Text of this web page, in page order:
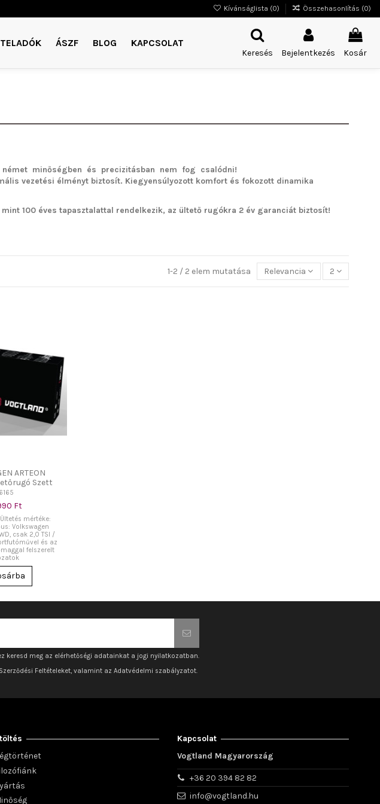
Kívánságlista (0) Összehasonlítás (0)
ÁSZF BLOG KAPCSOLAT
Keresés Bejelentkezés Kosár
német minőségben és precizitásban nem fog csalódni!
vezetési élményt biztosít. Kiegyensúlyozott komfort és fokozott dinamika
100 éves tapasztalattal rendelkezik, az ültető rugókra 2 év garanciát biztosít!
1-2 / 2 elem mutatása Relevancia 2
ARTEON
Szett
Ft
mértéke:
Volkswagen
csak 2,0 TSI /
és az
felszerelt
keresd meg az elérhetőségi adatainkat a jogi nyilatkozatban.
Feltételeket, valamint az Adatvédelmi szabályzatot.
Kapcsolat
Vogtland Magyarország
+36 20 394 82 82
info@vogtland.hu